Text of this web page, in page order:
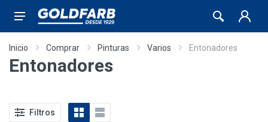
Inicio Comprar Pinturas Varios Entonadores
Entonadores
Filtros